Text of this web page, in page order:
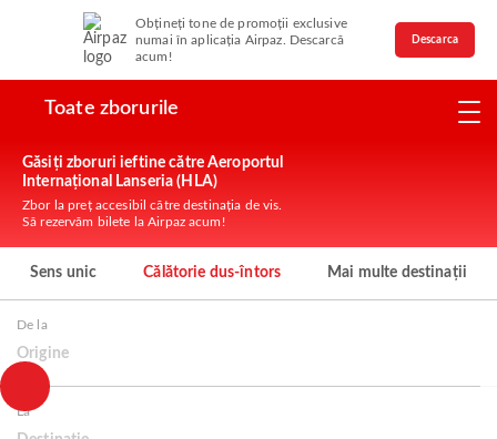
Obțineți tone de promoții exclusive
numai în aplicația Airpaz. Descarcă
acum!
Descarca
Toate zborurile
Găsiți zboruri ieftine către Aeroportul
Internațional Lanseria (HLA)
Zbor la preț accesibil către destinația de vis.
Să rezervăm bilete la Airpaz acum!
Sens unic Călătorie dus-întors Mai multe destinații
De la
Origine
La